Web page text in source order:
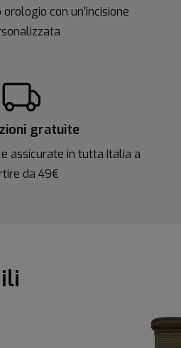
orologio con un'incisione
gratuite
assicurate in tutta Italia a
da 49€